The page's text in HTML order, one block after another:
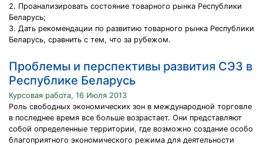
2. Проанализировать состояние товарного рынка Республики
Беларусь;
3. Дать рекомендации по развитию товарного рынка Республики
Беларусь, сравнить с тем, что за рубежом.
Проблемы и перспективы развития СЭЗ в
Республике Беларусь
Курсовая работа, 16 Июля 2013
Роль свободных экономических зон в международной торговле
в последнее время все больше возрастает. Они представляют
собой определенные территории, где возможно создание особо
благоприятного экономического режима для деятельности